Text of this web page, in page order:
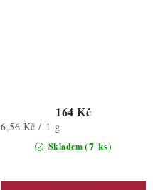
Skladem(7 ks)
164 Kč
Měrná
6,56 Kč / 1 g